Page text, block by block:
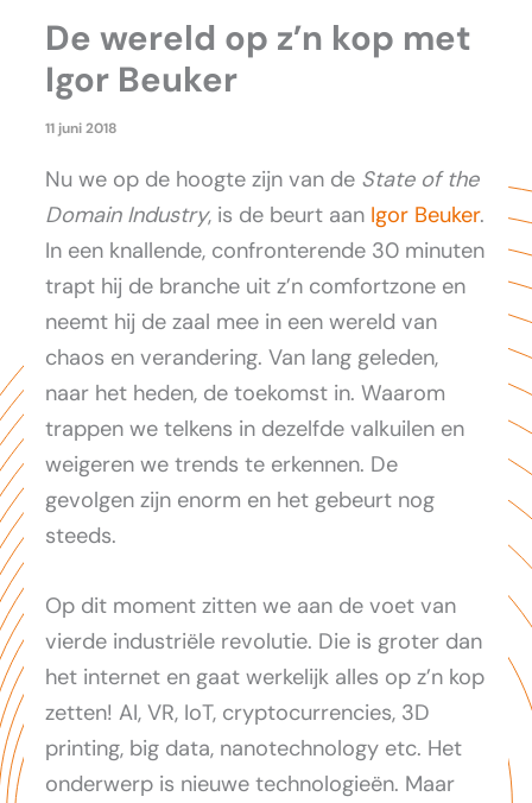
De wereld op z’n kop met
Igor Beuker
11 juni 2018
Nu we op de hoogte zijn van de State of the
Domain Industry, is de beurt aan Igor Beuker.
In een knallende, confronterende 30 minuten
trapt hij de branche uit z’n comfortzone en
neemt hij de zaal mee in een wereld van
chaos en verandering. Van lang geleden,
naar het heden, de toekomst in. Waarom
trappen we telkens in dezelfde valkuilen en
weigeren we trends te erkennen. De
gevolgen zijn enorm en het gebeurt nog
steeds.
Op dit moment zitten we aan de voet van
vierde industriële revolutie. Die is groter dan
het internet en gaat werkelijk alles op z’n kop
zetten! AI, VR, IoT, cryptocurrencies, 3D
printing, big data, nanotechnology etc. Het
onderwerp is nieuwe technologieën. Maar